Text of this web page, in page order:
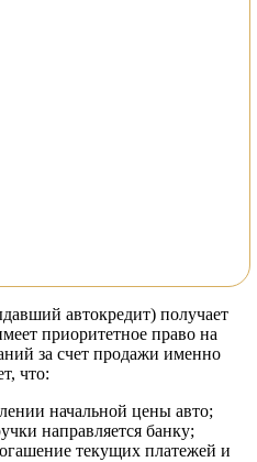
автокредит) получает
приоритетное право на
за счет продажи именно
что:
начальной цены авто;
направляется банку;
текущих платежей и